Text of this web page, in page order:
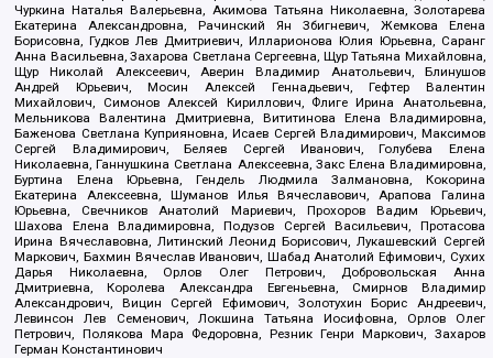
Чуркина Наталья Валерьевна, Акимова Татьяна Николаевна, Золотарева
Екатерина Александровна, Рачинский Ян Збигневич, Жемкова Елена
Борисовна, Гудков Лев Дмитриевич, Илларионова Юлия Юрьевна, Саранг
Анна Васильевна, Захарова Светлана Сергеевна, Щур Татьяна Михайловна,
Щур Николай Алексеевич, Аверин Владимир Анатольевич, Блинушов
Андрей Юрьевич, Мосин Алексей Геннадьевич, Гефтер Валентин
Михайлович, Симонов Алексей Кириллович, Флиге Ирина Анатольевна,
Мельникова Валентина Дмитриевна, Вититинова Елена Владимировна,
Баженова Светлана Куприяновна, Исаев Сергей Владимирович, Максимов
Сергей Владимирович, Беляев Сергей Иванович, Голубева Елена
Николаевна, Ганнушкина Светлана Алексеевна, Закс Елена Владимировна,
Буртина Елена Юрьевна, Гендель Людмила Залмановна, Кокорина
Екатерина Алексеевна, Шуманов Илья Вячеславович, Арапова Галина
Юрьевна, Свечников Анатолий Мариевич, Прохоров Вадим Юрьевич,
Шахова Елена Владимировна, Подузов Сергей Васильевич, Протасова
Ирина Вячеславовна, Литинский Леонид Борисович, Лукашевский Сергей
Маркович, Бахмин Вячеслав Иванович, Шабад Анатолий Ефимович, Сухих
Дарья Николаевна, Орлов Олег Петрович, Добровольская Анна
Дмитриевна, Королева Александра Евгеньевна, Смирнов Владимир
Александрович, Вицин Сергей Ефимович, Золотухин Борис Андреевич,
Левинсон Лев Семенович, Локшина Татьяна Иосифовна, Орлов Олег
Петрович, Полякова Мара Федоровна, Резник Генри Маркович, Захаров
Герман Константинович